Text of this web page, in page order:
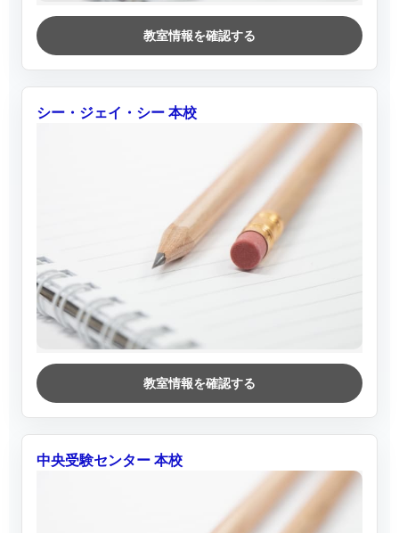
教室情報を確認する
シー・ジェイ・シー 本校
教室情報を確認する
中央受験センター 本校